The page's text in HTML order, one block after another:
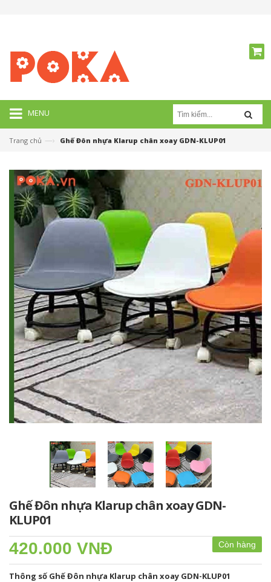
MENU
Trang chủ —› Ghế Đôn nhựa Klarup chân xoay GDN-KLUP01
Ghế Đôn nhựa Klarup chân xoay GDN-
KLUP01
Còn hàng
420.000 VNĐ
Thông số Ghế Đôn nhựa Klarup chân xoay GDN-KLUP01